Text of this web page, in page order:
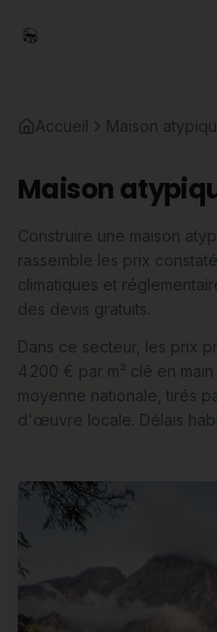
Accueil Maison
Maison
Construire une maison
rassemble les prix
climatiques et
des devis gratuits.
Dans ce secteur, les prix
4 200 € par m² clé en
moyenne nationale, tirés
d'œuvre locale. Délais